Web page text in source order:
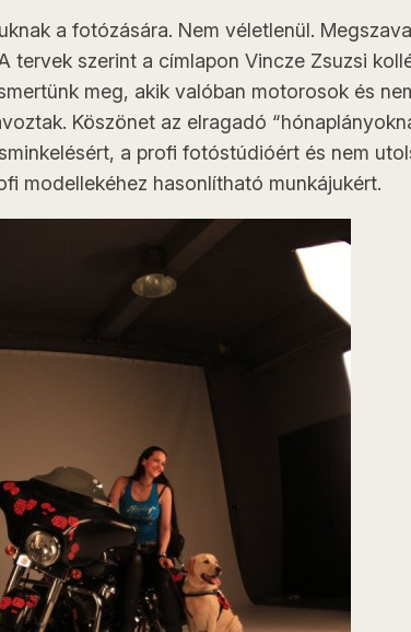
a fotózására. Nem véletlenül.
szerint a címlapon Vincze Zsuzsi
meg, akik valóban motorosok és
Köszönet az elragadó
a profi fotóstúdióért és nem
modellekéhez hasonlítható munkájukért.